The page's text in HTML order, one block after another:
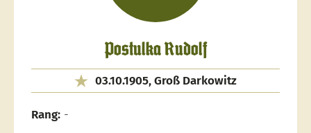
Postulka Rudolf
03.10.1905, Groß Darkowitz
Rang: -